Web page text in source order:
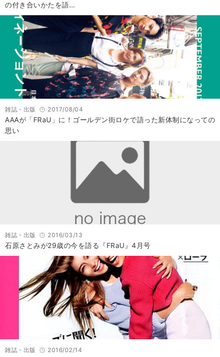
の付き合いかたを語…
雑誌・出版 2017/08/04
AAAが「FRaU」に！ゴールデン街ロケで語った新体制になっての
思い
雑誌・出版 2016/03/13
石原さとみが29歳の今を語る『FRaU』4月号
雑誌・出版 2016/02/14